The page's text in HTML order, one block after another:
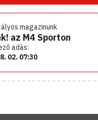
magazinunk
az M4 Sporton
adás:
02. 07:30